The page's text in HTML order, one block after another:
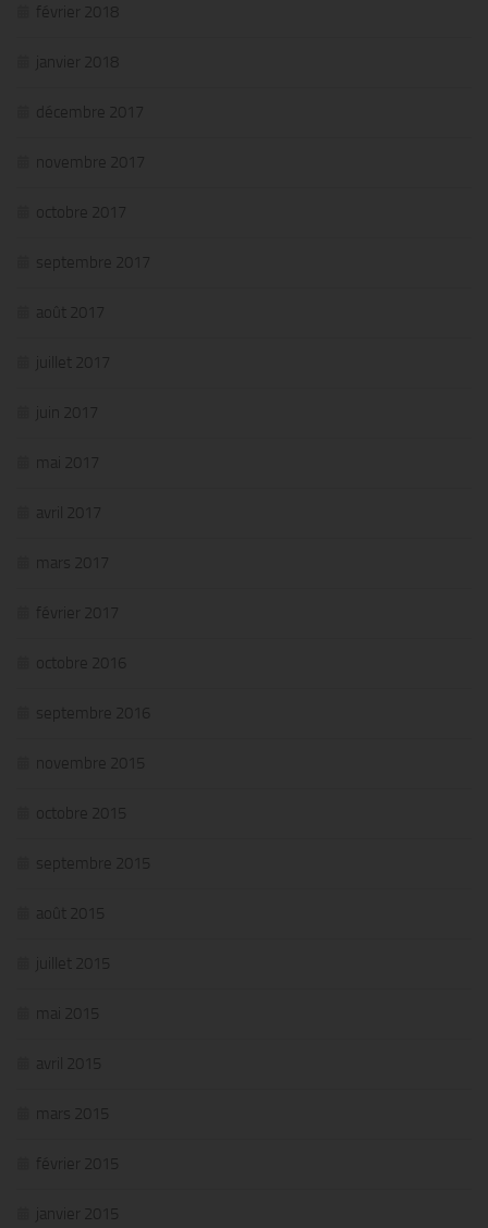
février 2018
janvier 2018
décembre 2017
novembre 2017
octobre 2017
septembre 2017
août 2017
juillet 2017
juin 2017
mai 2017
avril 2017
mars 2017
février 2017
octobre 2016
septembre 2016
novembre 2015
octobre 2015
septembre 2015
août 2015
juillet 2015
mai 2015
avril 2015
mars 2015
février 2015
janvier 2015